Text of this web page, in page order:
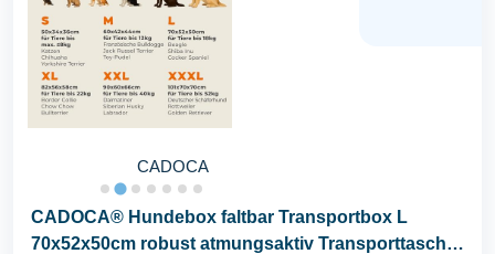
CADOCA
CADOCA® Hundebox faltbar Transportbox L
70x52x50cm robust atmungsaktiv Transporttasche